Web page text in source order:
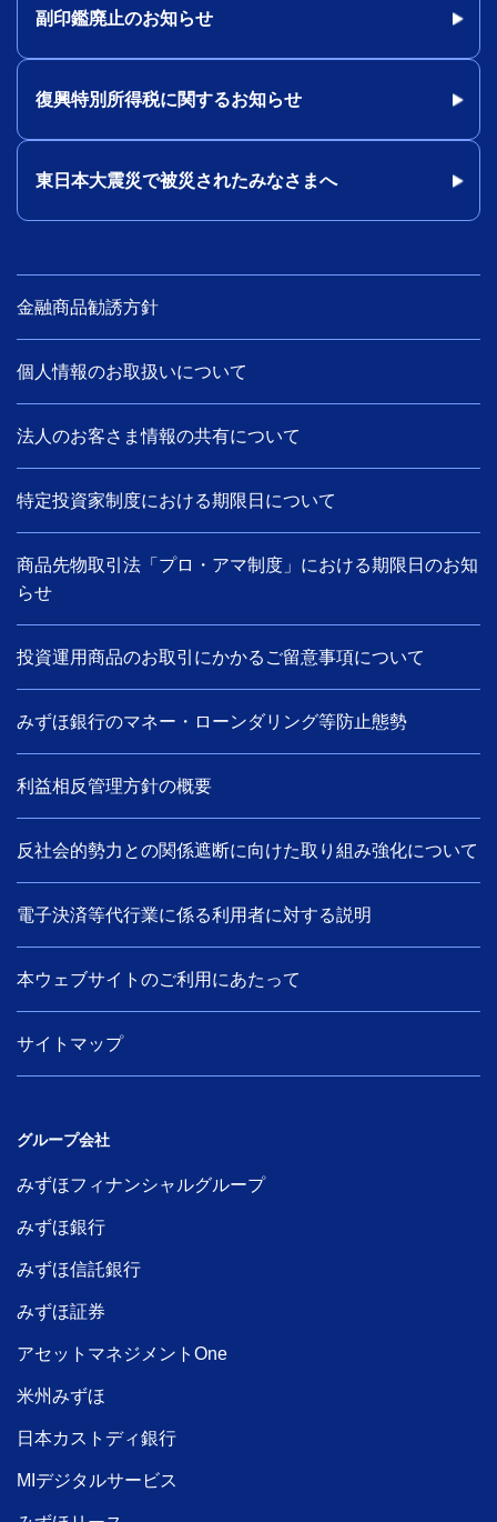
副印鑑廃止のお知らせ
復興特別所得税に関するお知らせ
東日本大震災で被災されたみなさまへ
金融商品勧誘方針
個人情報のお取扱いについて
法人のお客さま情報の共有について
特定投資家制度における期限日について
商品先物取引法「プロ・アマ制度」における期限日のお知
らせ
投資運用商品のお取引にかかるご留意事項について
みずほ銀行のマネー・ローンダリング等防止態勢
利益相反管理方針の概要
反社会的勢力との関係遮断に向けた取り組み強化について
電子決済等代行業に係る利用者に対する説明
本ウェブサイトのご利用にあたって
サイトマップ
グループ会社
みずほフィナンシャルグループ
みずほ銀行
みずほ信託銀行
みずほ証券
アセットマネジメントOne
米州みずほ
日本カストディ銀行
MIデジタルサービス